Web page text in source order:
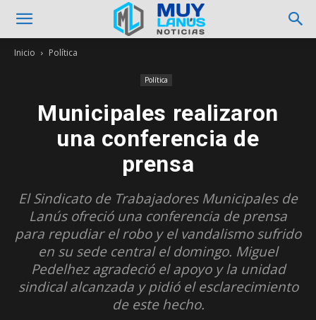
Inicio Política
Política
Municipales realizaron
una conferencia de
prensa
El Sindicato de Trabajadores Municipales de
Lanús ofreció una conferencia de prensa
para repudiar el robo y el vandalismo sufrido
en su sede central el domingo. Miguel
Pedelhez agradeció el apoyo y la unidad
sindical alcanzada y pidió el esclarecimiento
de este hecho.